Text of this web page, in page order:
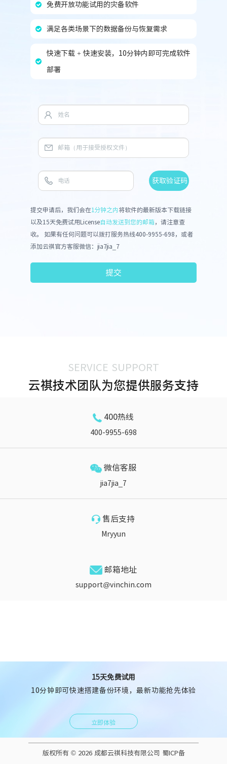
免费开放功能试用的灾备软件
满足各类场景下的数据备份与恢复需求
快速下载 + 快速安装，10分钟内即可完成软件
部署
获取验证码
提交申请后，我们会在1分钟之内 将软件的最新版本下载链接
以及15天免费试用License自动发送到您的邮箱，请注意查
收。 如果有任何问题可以拨打服务热线400-9955-698，或者
添加云祺官方客服微信：jia7jia_7
提交
SERVICE SUPPORT
云祺技术团队为您提供服务支持
400热线
400-9955-698
微信客服
jia7jia_7
售后支持
Mryyun
邮箱地址
support@vinchin.com
15天免费试用
10分钟即可快速搭建备份环境，最新功能抢先体验
立即体验
版权所有 © 2026 成都云祺科技有限公司 蜀ICP备